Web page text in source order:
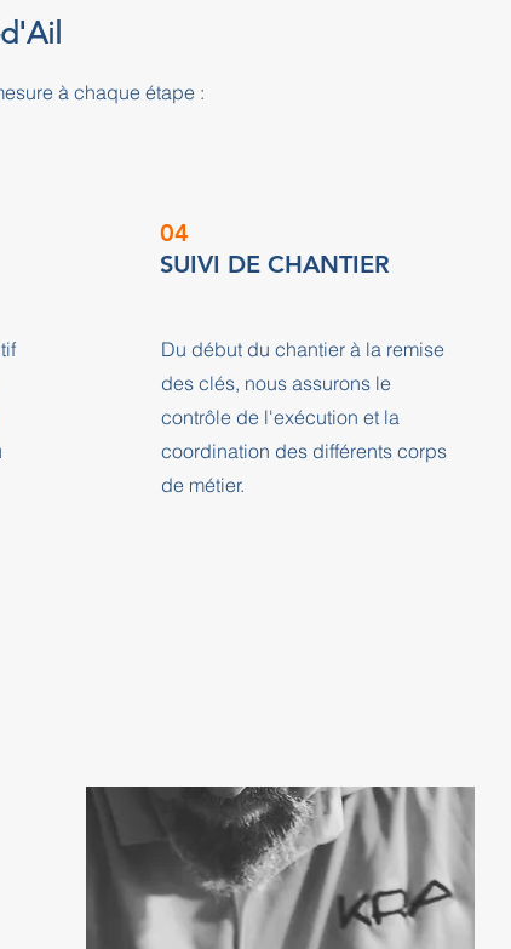
à chaque étape :
04
SUIVI DE CHANTIER
Du début du chantier à la remise
des clés, nous assurons le
contrôle de l'exécution et la
coordination des différents corps
de métier.